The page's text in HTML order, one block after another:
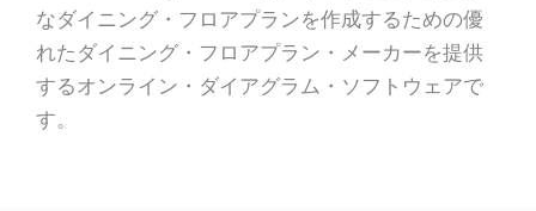
なダイニング・フロアプランを作成するための優
れたダイニング・フロアプラン・メーカーを提供
するオンライン・ダイアグラム・ソフトウェアで
す。